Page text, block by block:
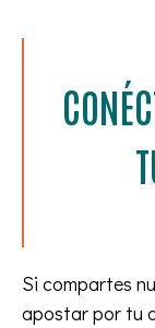
Si compartes
apostar por tu